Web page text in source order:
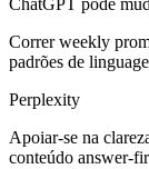
ChatGPT pode
Correr weekly
padrões de
Perplexity
Apoiar-se na
conteúdo answer-